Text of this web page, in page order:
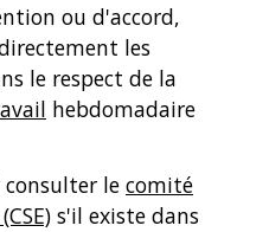
ou d'accord,
les
le respect de la
hebdomadaire
le comité
s'il existe dans